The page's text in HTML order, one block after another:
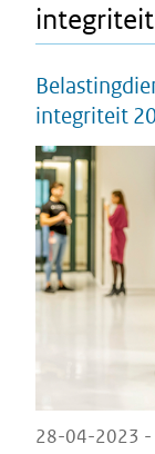
integriteit
integriteit
28-04-2023 -